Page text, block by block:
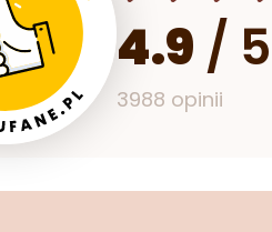
4.9 / 5
3988 opinii